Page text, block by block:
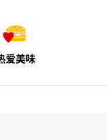
爱美味